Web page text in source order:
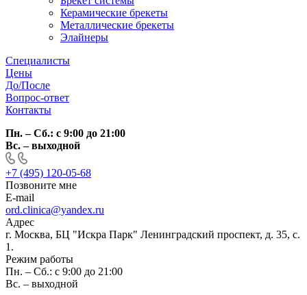
Керамические брекеты
Металлические брекеты
Элайнеры
Специалисты
Цены
До/После
Вопрос-ответ
Контакты
Пн. – Сб.: с 9:00 до 21:00
Вс. – выходной
+7 (495) 120-05-68
Позвоните мне
E-mail
ord.clinica@yandex.ru
Адрес
г. Москва, БЦ "Искра Парк" Ленинградский проспект, д. 35, с.
1.
Режим работы
Пн. – Сб.: с 9:00 до 21:00
Вс. – выходной